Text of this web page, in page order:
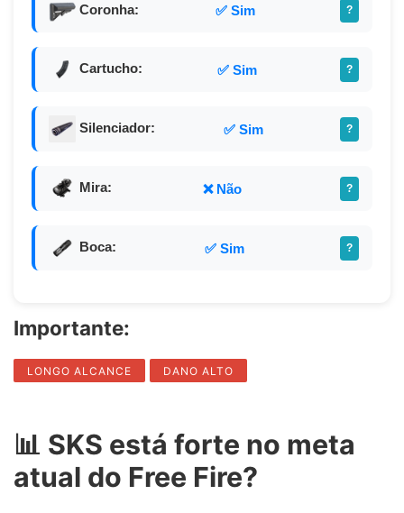
Coronha: ✅ Sim ?
Cartucho: ✅ Sim ?
Silenciador: ✅ Sim ?
Mira: ❌ Não ?
Boca: ✅ Sim ?
Importante:
LONGO ALCANCE DANO ALTO
📊 SKS está forte no meta
atual do Free Fire?